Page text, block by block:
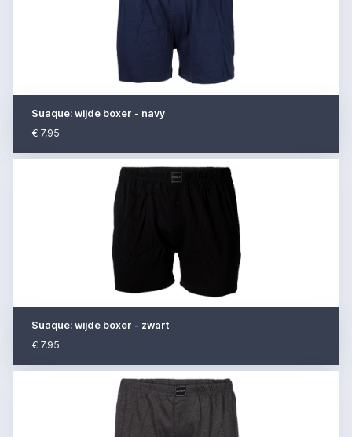
Suaque: wijde boxer - navy
€ 7,95
Suaque: wijde boxer - zwart
€ 7,95